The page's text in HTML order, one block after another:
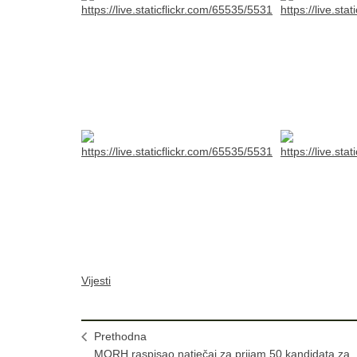
Vijesti
Prethodna
MORH raspisao natječaj za prijam 50 kandidata za